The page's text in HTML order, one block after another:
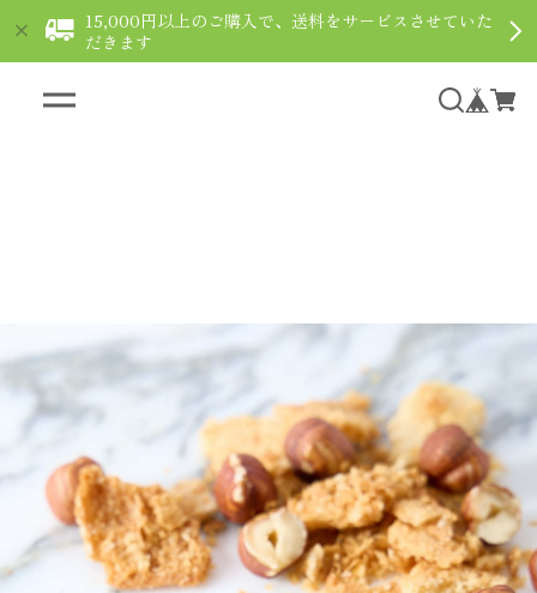
15,000円以上のご購入で、送料をサービスさせていた
だきます